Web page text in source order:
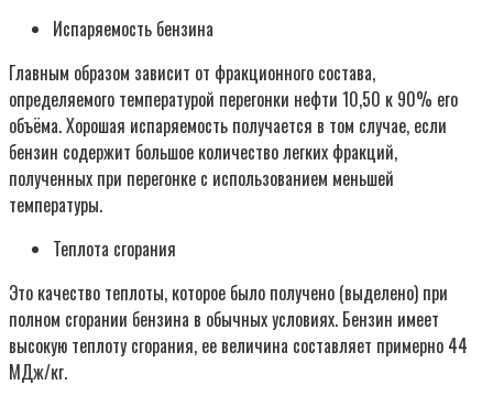
Испаряемость бензина
Главным образом зависит от фракционного состава,
определяемого температурой перегонки нефти 10,50 к 90% его
объёма. Хорошая испаряемость получается в том случае, если
бензин содержит большое количество легких фракций,
полученных при перегонке с использованием меньшей
температуры.
Теплота сгорания
Это качество теплоты, которое было получено (выделено) при
полном сгорании бензина в обычных условиях. Бензин имеет
высокую теплоту сгорания, ее величина составляет примерно 44
МДж/кг.